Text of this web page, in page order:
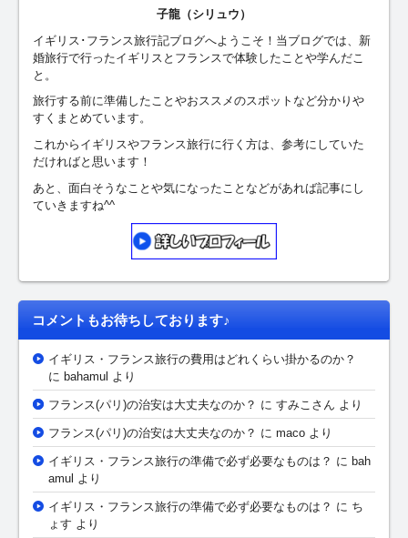
子龍（シリュウ）
イギリス･フランス旅行記ブログへようこそ！当ブログでは、新
婚旅行で行ったイギリスとフランスで体験したことや学んだこ
と。
旅行する前に準備したことやおススメのスポットなど分かりや
すくまとめています。
これからイギリスやフランス旅行に行く方は、参考にしていた
だければと思います！
あと、面白そうなことや気になったことなどがあれば記事にし
ていきますね^^
コメントもお待ちしております♪
イギリス・フランス旅行の費用はどれくらい掛かるのか？
に bahamul より
フランス(パリ)の治安は大丈夫なのか？ に すみこさん より
フランス(パリ)の治安は大丈夫なのか？ に maco より
イギリス・フランス旅行の準備で必ず必要なものは？ に bah
amul より
イギリス・フランス旅行の準備で必ず必要なものは？ に ち
ょす より